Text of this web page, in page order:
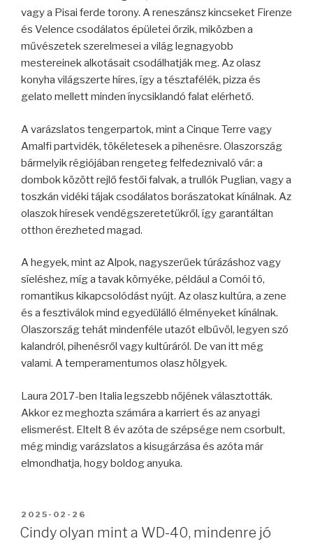
vagy a Pisai ferde torony. A reneszánsz kincseket Firenze
és Velence csodálatos épületei őrzik, miközben a
művészetek szerelmesei a világ legnagyobb
mestereinek alkotásait csodálhatják meg. Az olasz
konyha világszerte híres, így a tésztafélék, pizza és
gelato mellett minden ínycsiklandó falat elérhető.
A varázslatos tengerpartok, mint a Cinque Terre vagy
Amalfi partvidék, tökéletesek a pihenésre. Olaszország
bármelyik régiójában rengeteg felfedeznivaló vár: a
dombok között rejlő festői falvak, a trullók Puglian, vagy a
toszkán vidéki tájak csodálatos borászatokat kínálnak. Az
olaszok híresek vendégszeretetükről, így garantáltan
otthon érezheted magad.
A hegyek, mint az Alpok, nagyszerűek túrázáshoz vagy
síeléshez, míg a tavak környéke, például a Comói tó,
romantikus kikapcsolódást nyújt. Az olasz kultúra, a zene
és a fesztiválok mind egyedülálló élményeket kínálnak.
Olaszország tehát mindenféle utazót elbűvöl, legyen szó
kalandról, pihenésről vagy kultúráról. De van itt még
valami. A temperamentumos olasz hölgyek.
Laura 2017-ben Italia legszebb nőjének választották.
Akkor ez meghozta számára a karriert és az anyagi
elismerést. Eltelt 8 év azóta de szépsége nem csorbult,
még mindig varázslatos a kisugárzása és azóta már
elmondhatja, hogy boldog anyuka.
BEKÜLDVE:
2025-02-26
Cindy olyan mint a WD-40, mindenre jó